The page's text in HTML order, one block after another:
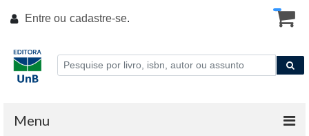
Entre ou cadastre-se.
Menu